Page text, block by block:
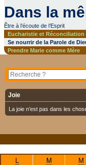
Dans la
Être à l’écoute de l’Esprit
Eucharistie et Réconciliation
Se nourrir de la Parole de
Prendre Marie comme Mère
Joie
La joie n’est pas dans les
M M